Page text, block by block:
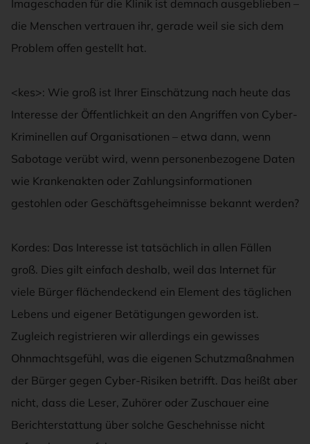
Imageschaden für die Klinik ist demnach ausgeblieben –
die Menschen vertrauen ihr, gerade weil sie sich dem
Problem offen gestellt hat.
<kes>: Wie groß ist Ihrer Einschätzung nach heute das
Interesse der Öffentlichkeit an den Angriffen von Cyber-
Kriminellen auf Organisationen – etwa dann, wenn
Sabotage verübt wird, wenn personenbezogene Daten
wie Krankenakten oder Zahlungsinformationen
gestohlen oder Geschäftsgeheimnisse bekannt werden?
Kordes: Das Interesse ist tatsächlich in allen Fällen
groß. Dies gilt einfach deshalb, weil das Internet für
viele Bürger flächendeckend ein Element des täglichen
Lebens und eigener Betätigungen geworden ist.
Zugleich registrieren wir allerdings ein gewisses
Ohnmachtsgefühl, was die eigenen Schutzmaßnahmen
der Bürger gegen Cyber-Risiken betrifft. Das heißt aber
nicht, dass die Leser, Zuhörer oder Zuschauer eine
Berichterstattung über solche Geschehnisse nicht